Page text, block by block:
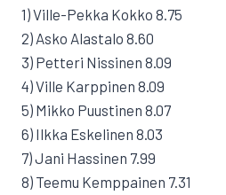
1) Ville-Pekka Kokko 8.75
2) Asko Alastalo 8.60
3) Petteri Nissinen 8.09
4) Ville Karppinen 8.09
5) Mikko Puustinen 8.07
6) Ilkka Eskelinen 8.03
7) Jani Hassinen 7.99
8) Teemu Kemppainen 7.31